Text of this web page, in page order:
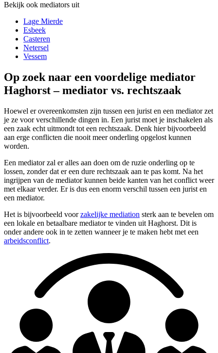
Bekijk ook mediators uit
Lage Mierde
Esbeek
Casteren
Netersel
Vessem
Op zoek naar een voordelige mediator
Haghorst – mediator vs. rechtszaak
Hoewel er overeenkomsten zijn tussen een jurist en een mediator zet
je ze voor verschillende dingen in. Een jurist moet je inschakelen als
een zaak echt uitmondt tot een rechtszaak. Denk hier bijvoorbeeld
aan erge conflicten die nooit meer onderling opgelost kunnen
worden.
Een mediator zal er alles aan doen om de ruzie onderling op te
lossen, zonder dat er een dure rechtszaak aan te pas komt. Na het
ingrijpen van de mediator kunnen beide kanten van het conflict weer
met elkaar verder. Er is dus een enorm verschil tussen een jurist en
een mediator.
Het is bijvoorbeeld voorzakelijke mediation sterk aan te bevelen om
een lokale en betaalbare mediator te vinden uit Haghorst. Dit is
onder andere ook in te zetten wanneer je te maken hebt met een
arbeidsconflict.